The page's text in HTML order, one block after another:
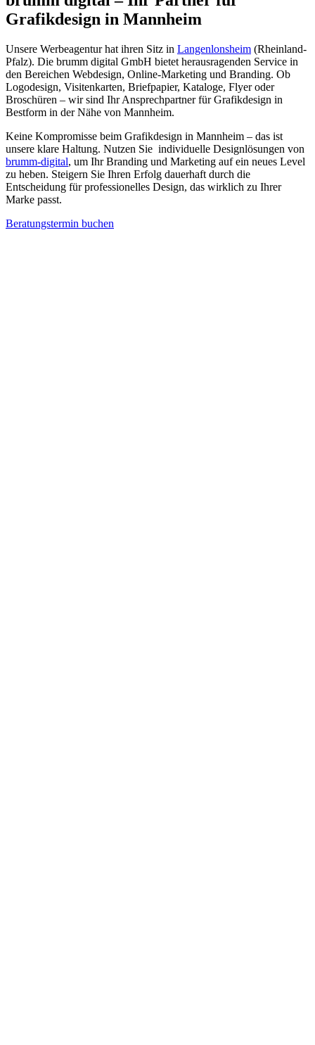
Grafikdesign in Mannheim
Unsere Werbeagentur hat ihren Sitz in Langenlonsheim (Rheinland-
Pfalz). Die brumm digital GmbH bietet herausragenden Service in
den Bereichen Webdesign, Online-Marketing und Branding. Ob
Logodesign, Visitenkarten, Briefpapier, Kataloge, Flyer oder
Broschüren – wir sind Ihr Ansprechpartner für Grafikdesign in
Bestform in der Nähe von Mannheim.
Keine Kompromisse beim Grafikdesign in Mannheim – das ist
unsere klare Haltung. Nutzen Sie individuelle Designlösungen von
brumm-digital, um Ihr Branding und Marketing auf ein neues Level
zu heben. Steigern Sie Ihren Erfolg dauerhaft durch die
Entscheidung für professionelles Design, das wirklich zu Ihrer
Marke passt.
Beratungstermin buchen